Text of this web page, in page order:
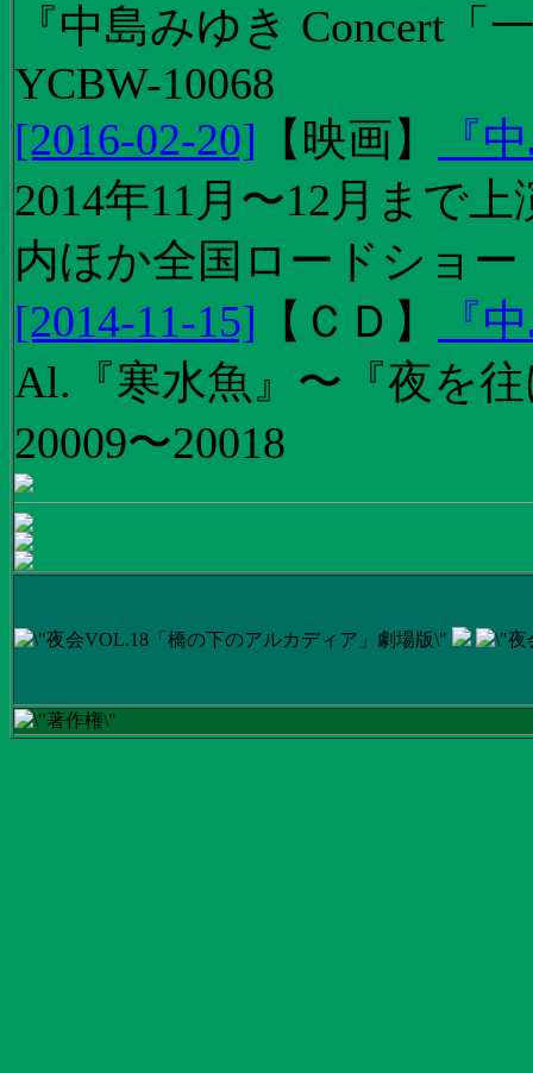
『中島みゆき Concert
YCBW-10068
[2016-02-20] 【 映画】
『
2014年11月〜12月まで
内ほか全国ロードショー
[2014-11-15] 【 ＣＤ 】
『
Al.『寒水魚』〜『夜を
20009〜20018